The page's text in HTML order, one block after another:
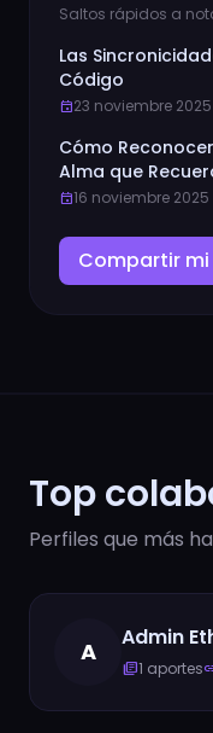
Saltos rápidos a
Las
Código
event23 noviembre 2025
Cómo
Alma que
event16 noviembre 2025
Compartir
Top
Perfiles que más
A Admin
library_books1 aportes